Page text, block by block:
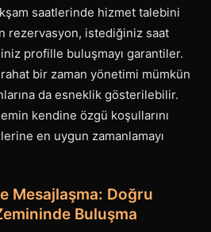
saatlerinde hizmet talebini
rezervasyon, istediğiniz saat
profille buluşmayı garantiler.
rahat bir zaman yönetimi mümkün
da esneklik gösterilebilir.
kendine özgü koşullarını
en uygun zamanlamayı
Mesajlaşma: Doğru
Buluşma